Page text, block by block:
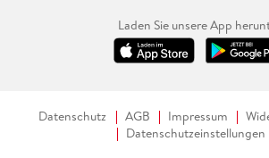
Laden Sie unsere App
Datenschutz AGB Impressum
Datenschutzeinstellungen